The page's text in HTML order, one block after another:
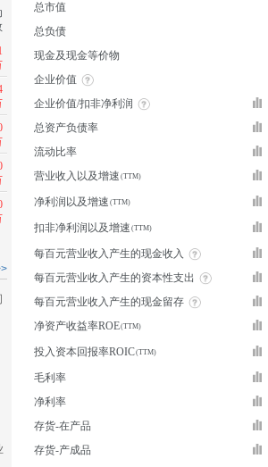
总市值
总负债
现金及现金等价物
企业价值
企业价值/扣非净利润
总资产负债率
流动比率
营业收入以及增速
净利润以及增速
扣非净利润以及增速
每百元营业收入产生的现金收入
每百元营业收入产生的资本性支出
每百元营业收入产生的现金留存
净资产收益率ROE
投入资本回报率ROIC
毛利率
净利率
存货-在产品
存货-产成品